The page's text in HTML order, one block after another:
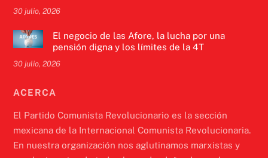
30 julio, 2026
El negocio de las Afore, la lucha por una
pensión digna y los límites de la 4T
30 julio, 2026
ACERCA
El Partido Comunista Revolucionario es la sección
mexicana de la Internacional Comunista Revolucionaria.
En nuestra organización nos aglutinamos marxistas y